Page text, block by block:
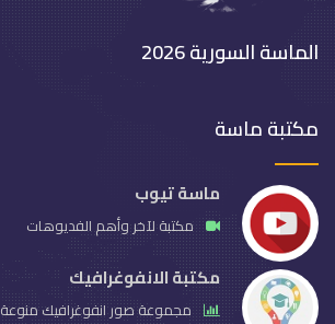
الماسة السورية 2026
مكتبة ماسة
ماسة تيوب
مكتبة لآخر وأهم الفديوهات
مكتبة الانفوغرافيك
مجموعة صور انفوغرافيك منوعة